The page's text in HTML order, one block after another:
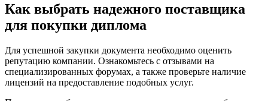
Как выбрать надежного поставщика
для покупки диплома
Для успешной закупки документа необходимо оценить
репутацию компании. Ознакомьтесь с отзывами на
специализированных форумах, а также проверьте наличие
лицензий на предоставление подобных услуг.